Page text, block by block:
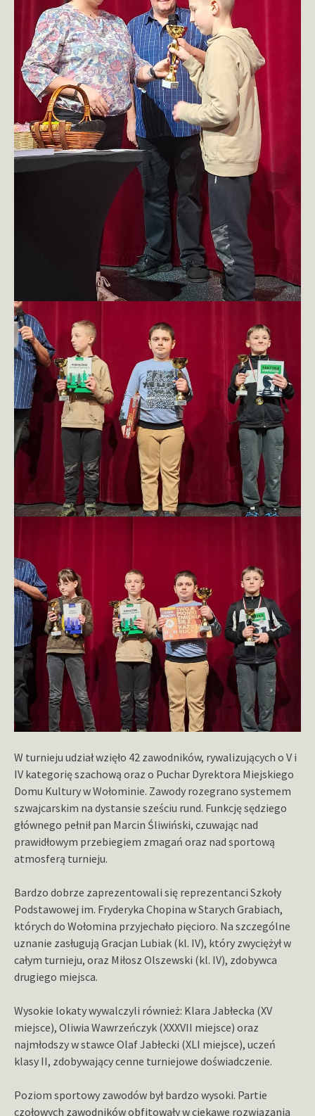
W turnieju udział wzięło 42 zawodników, rywalizujących o V i
IV kategorię szachową oraz o Puchar Dyrektora Miejskiego
Domu Kultury w Wołominie. Zawody rozegrano systemem
szwajcarskim na dystansie sześciu rund. Funkcję sędziego
głównego pełnił pan Marcin Śliwiński, czuwając nad
prawidłowym przebiegiem zmagań oraz nad sportową
atmosferą turnieju.
Bardzo dobrze zaprezentowali się reprezentanci Szkoły
Podstawowej im. Fryderyka Chopina w Starych Grabiach,
których do Wołomina przyjechało pięcioro. Na szczególne
uznanie zasługują Gracjan Lubiak (kl. IV), który zwyciężył w
całym turnieju, oraz Miłosz Olszewski (kl. IV), zdobywca
drugiego miejsca.
Wysokie lokaty wywalczyli również: Klara Jabłecka (XV
miejsce), Oliwia Wawrzeńczyk (XXXVII miejsce) oraz
najmłodszy w stawce Olaf Jabłecki (XLI miejsce), uczeń
klasy II, zdobywający cenne turniejowe doświadczenie.
Poziom sportowy zawodów był bardzo wysoki. Partie
czołowych zawodników obfitowały w ciekawe rozwiązania